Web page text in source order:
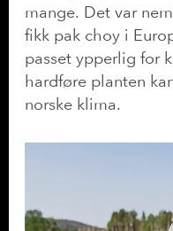
mange. Det var
fikk pak choy i
passet ypperlig for
hardføre planten
norske klima.